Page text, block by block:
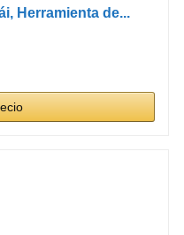
Herramienta de...